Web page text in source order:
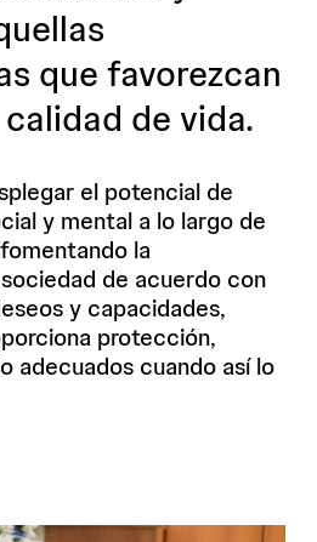
que favorezcan
de vida.
el potencial de
y mental a lo largo de
la
de acuerdo con
y capacidades,
protección,
adecuados cuando así lo